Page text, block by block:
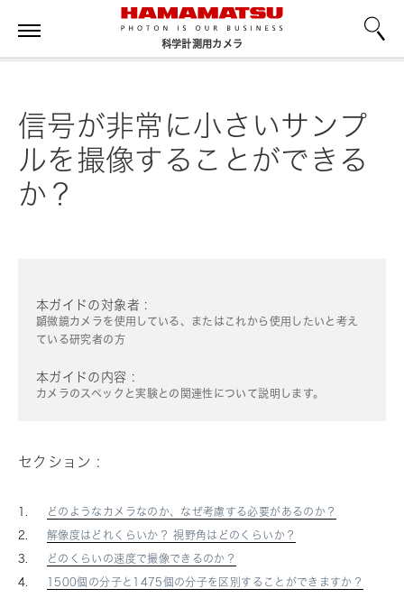
科学計測用カメラ
信号が非常に小さいサンプ
ルを撮像することができる
か？
本ガイドの対象者 :
顕微鏡カメラを使用している、またはこれから使用したいと考え
ている研究者の方
本ガイドの内容 :
カメラのスペックと実験との関連性について説明します。
セクション :
どのようなカメラなのか、なぜ考慮する必要があるのか？
解像度はどれくらいか？ 視野角はどのくらいか？
どのくらいの速度で撮像できるのか？
1500個の分子と1475個の分子を区別することができますか？